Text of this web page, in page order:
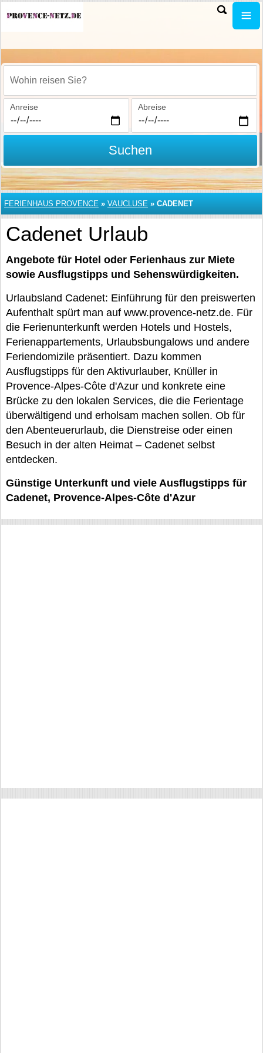
Wohin reisen Sie?
Anreise Abreise
Suchen
FERIENHAUS PROVENCE » VAUCLUSE » CADENET
Cadenet Urlaub
Angebote für Hotel oder Ferienhaus zur Miete
sowie Ausflugstipps und Sehenswürdigkeiten.
Urlaubsland Cadenet: Einführung für den preiswerten
Aufenthalt spürt man auf www.provence-netz.de. Für
die Ferienunterkunft werden Hotels und Hostels,
Ferienappartements, Urlaubsbungalows und andere
Feriendomizile präsentiert. Dazu kommen
Ausflugstipps für den Aktivurlauber, Knüller in
Provence-Alpes-Côte d'Azur und konkrete eine
Brücke zu den lokalen Services, die die Ferientage
überwältigend und erholsam machen sollen. Ob für
den Abenteuerurlaub, die Dienstreise oder einen
Besuch in der alten Heimat – Cadenet selbst
entdecken.
Günstige Unterkunft und viele Ausflugstipps für
Cadenet, Provence-Alpes-Côte d'Azur